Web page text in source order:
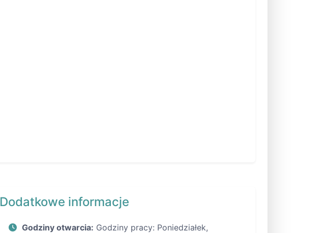
Dodatkowe informacje
Godziny otwarcia: Godziny pracy: Poniedziałek,